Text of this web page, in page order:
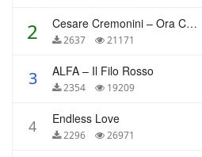
2 Cesare Cremonini – Ora Che Non Ho Più Te
2637 21171
3 ALFA – Il Filo Rosso
2354 19209
4 Endless Love
2296 26971